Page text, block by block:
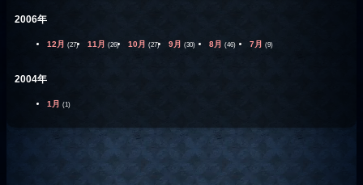
2006年
12月 (27) 11月 (26) 10月 (27) 9月 (30) 8月 (46) 7月 (9)
2004年
1月 (1)